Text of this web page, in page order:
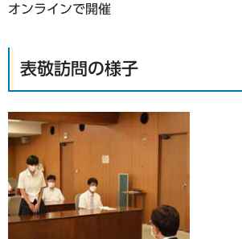
オンラインで開催
表敬訪問の様子